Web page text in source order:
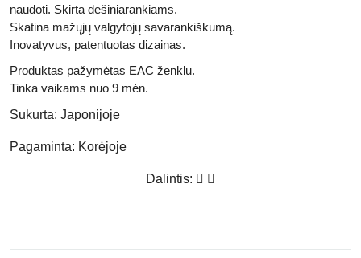
naudoti. Skirta dešiniarankiams.
Skatina mažųjų valgytojų savarankiškumą.
Inovatyvus, patentuotas dizainas.
Produktas pažymėtas EAC ženklu.
Tinka vaikams nuo 9 mėn.
Sukurta: Japonijoje
Pagaminta: Korėjoje
Dalintis: